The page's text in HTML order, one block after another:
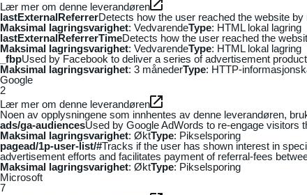
Lær mer om denne leverandøren
lastExternalReferrerDetects how the user reached the website
Maksimal lagringsvarighet: VedvarendeType: HTML lokal lagring
lastExternalReferrerTimeDetects how the user reached the
Maksimal lagringsvarighet: VedvarendeType: HTML lokal lagring
_fbpUsed by Facebook to deliver a series of advertisement
Maksimal lagringsvarighet: 3 månederType: HTTP-
Google
2
Lær mer om denne leverandøren
Noen av opplysningene som innhentes av denne leverandøren,
ads/ga-audiencesUsed by Google AdWords to re-engage
Maksimal lagringsvarighet: ØktType: Pikselsporing
pagead/1p-user-list/#Tracks if the user has shown interest in
advertisement efforts and facilitates payment of referral-fees
Maksimal lagringsvarighet: ØktType: Pikselsporing
Microsoft
7